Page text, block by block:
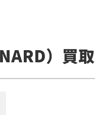
）買取